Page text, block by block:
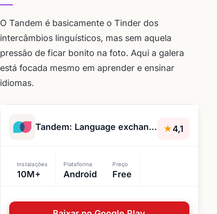
O Tandem é basicamente o Tinder dos
intercâmbios linguísticos, mas sem aquela
pressão de ficar bonito na foto. Aqui a galera
está focada mesmo em aprender e ensinar
idiomas.
Tandem: Language exchange ★4,1
Instalações
10M+
Plataforma
Android
Preço
Free